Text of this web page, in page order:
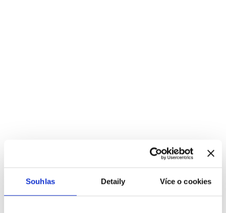
Souhlas Detaily Více o cookies